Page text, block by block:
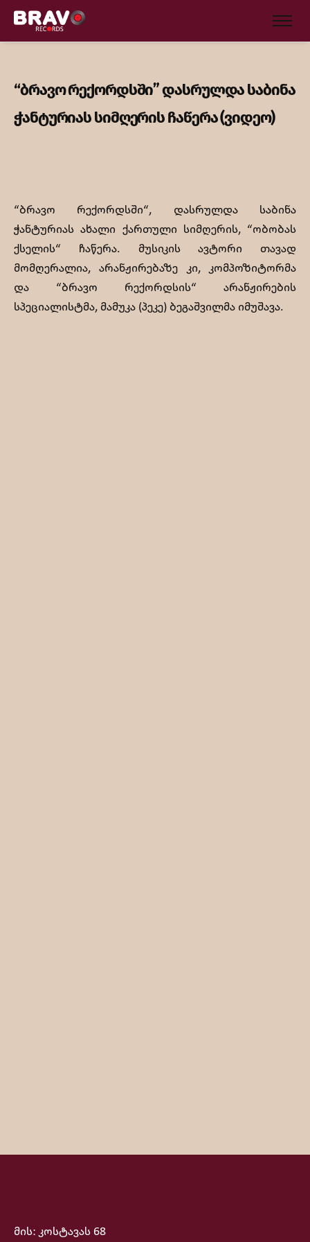
“ბრავო რექორდსში” დასრულდა საბინა
ჭანტურიას სიმღერის ჩაწერა (ვიდეო)
“ბრავო რექორდსში“, დასრულდა საბინა
ჭანტურიას ახალი ქართული სიმღერის, “ობობას
ქსელის“ ჩაწერა. მუსიკის ავტორი თავად
მომღერალია, არანჟირებაზე კი, კომპოზიტორმა
და “ბრავო რექორდსის“ არანჟირების
სპეციალისტმა, მამუკა (პეკე) ბეგაშვილმა იმუშავა.
მის: კოსტავას 68